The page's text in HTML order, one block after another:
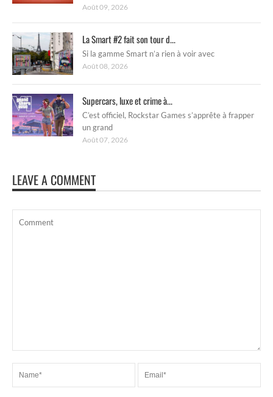
Août 09, 2026
La Smart #2 fait son tour d...
Si la gamme Smart n’a rien à voir avec
Août 08, 2026
Supercars, luxe et crime à...
C’est officiel, Rockstar Games s’apprête à frapper
un grand
Août 07, 2026
LEAVE A COMMENT